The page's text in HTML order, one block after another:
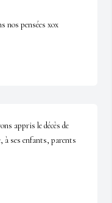
nos pensées xox
appris le décès de
à ses enfants, parents